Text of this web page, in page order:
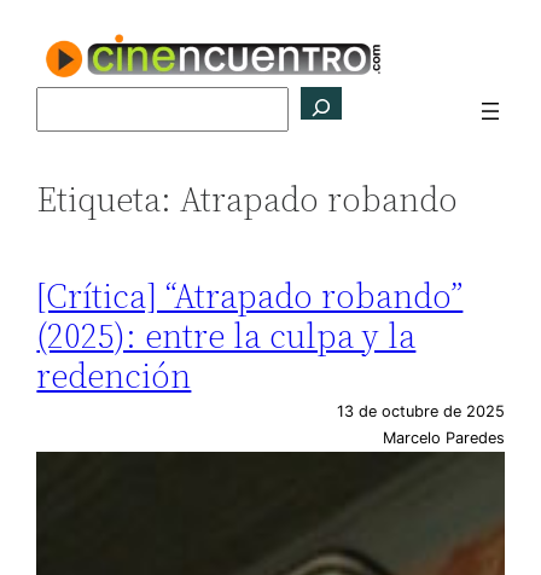
contenido
Etiqueta:Atrapado robando
[Crítica] “Atrapado robando”
(2025): entre la culpa y la
redención
13 de octubre de 2025
Marcelo Paredes